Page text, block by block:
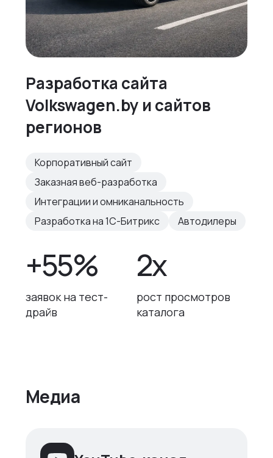
Разработка сайта
Volkswagen.by и сайтов
регионов
Корпоративный сайт
Заказная веб-разработка
Интеграции и омниканальность
Разработка на 1С-Битрикс
Автодилеры
+55%
заявок на тест-
драйв
2x
рост просмотров
каталога
Медиа